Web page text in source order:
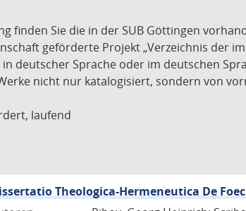
finden Sie die in der SUB Göttingen
geförderte Projekt „Verzeichnis der
in deutscher Sprache oder im deutschen
nicht nur katalogisiert, sondern von
laufend
Theologica-Hermeneutica De